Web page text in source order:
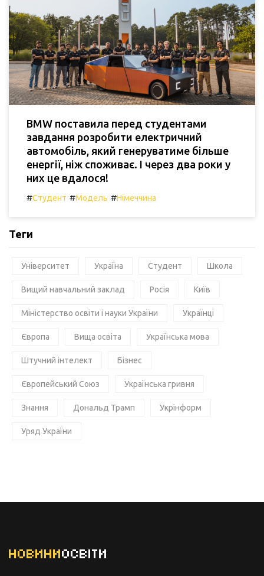
BMW поставила перед студентами
завдання розробити електричний
автомобіль, який генеруватиме більше
енергії, ніж споживає. І через два роки у
них це вдалося!
#Студент #Модель #Німеччина
Теги
Університет Україна Студент Школа
Вищий навчальний заклад Росія Київ
Міністерство освіти і науки України Українці
Європа Вища освіта Українська мова
Штучний інтелект Бізнес
Європейський Союз Українська гривня
Знання Дональд Трамп Укрінформ
Уряд України
НОВИНИОСВІТИ